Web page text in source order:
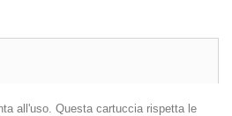
all'uso. Questa cartuccia rispetta le